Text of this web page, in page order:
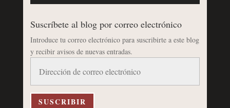
Suscríbete al blog por correo electrónico
Introduce tu correo electrónico para suscribirte a este blog
y recibir avisos de nuevas entradas.
correo
electrónico
SUSCRIBIR